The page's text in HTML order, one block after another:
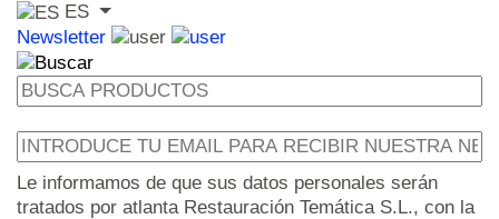
ES
Newsletter
Le informamos de que sus datos personales serán
tratados por atlanta Restauración Temática S.L., con la